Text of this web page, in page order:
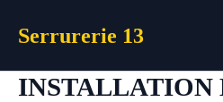
Serrurerie 13
INSTALLATION